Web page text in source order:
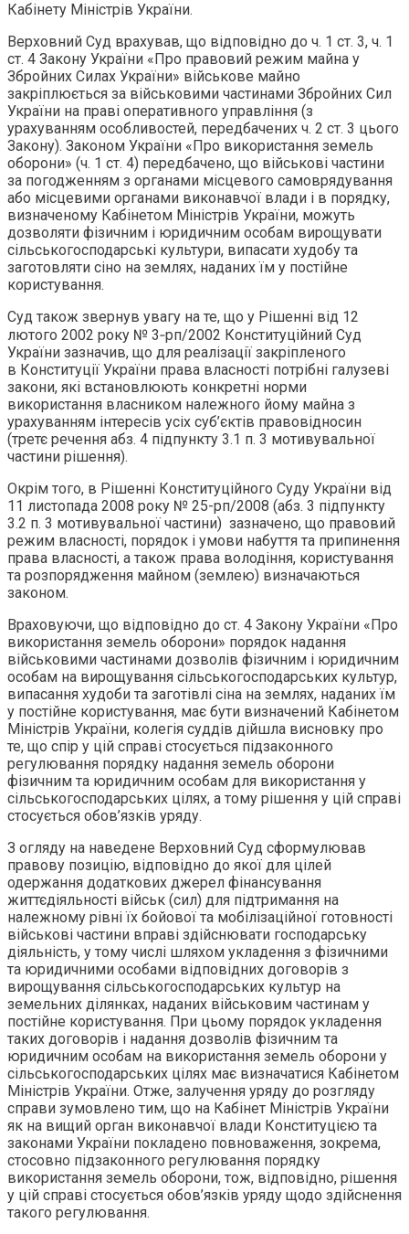
Кабінету Міністрів України.
Верховний Суд врахував, що відповідно до ч. 1 ст. 3, ч. 1
ст. 4 Закону України «Про правовий режим майна у
Збройних Силах України» військове майно
закріплюється за військовими частинами Збройних Сил
України на праві оперативного управління (з
урахуванням особливостей, передбачених ч. 2 ст. 3 цього
Закону). Законом України «Про використання земель
оборони» (ч. 1 ст. 4) передбачено, що військові частини
за погодженням з органами місцевого самоврядування
або місцевими органами виконавчої влади і в порядку,
визначеному Кабінетом Міністрів України, можуть
дозволяти фізичним і юридичним особам вирощувати
сільськогосподарські культури, випасати худобу та
заготовляти сіно на землях, наданих їм у постійне
користування.
Суд також звернув увагу на те, що у Рішенні від 12
лютого 2002 року № 3‑рп/2002 Конституційний Суд
України зазначив, що для реалізації закріпленого
в Конституції України права власності потрібні галузеві
закони, які встановлюють конкретні норми
використання власником належного йому майна з
урахуванням інтересів усіх суб’єктів правовідносин
(третє речення абз. 4 підпункту 3.1 п. 3 мотивувальної
частини рішення).
Окрім того, в Рішенні Конституційного Суду України від
11 листопада 2008 року № 25-рп/2008 (абз. 3 підпункту
3.2 п. 3 мотивувальної частини) зазначено, що правовий
режим власності, порядок і умови набуття та припинення
права власності, а також права володіння, користування
та розпорядження майном (землею) визначаються
законом.
Враховуючи, що відповідно до ст. 4 Закону України «Про
використання земель оборони» порядок надання
військовими частинами дозволів фізичним і юридичним
особам на вирощування сільськогосподарських культур,
випасання худоби та заготівлі сіна на землях, наданих їм
у постійне користування, має бути визначений Кабінетом
Міністрів України, колегія суддів дійшла висновку про
те, що спір у цій справі стосується підзаконного
регулювання порядку надання земель оборони
фізичним та юридичним особам для використання у
сільськогосподарських цілях, а тому рішення у цій справі
стосується обов’язків уряду.
З огляду на наведене Верховний Суд сформулював
правову позицію, відповідно до якої для цілей
одержання додаткових джерел фінансування
життєдіяльності військ (сил) для підтримання на
належному рівні їх бойової та мобілізаційної готовності
військові частини вправі здійснювати господарську
діяльність, у тому числі шляхом укладення з фізичними
та юридичними особами відповідних договорів з
вирощування сільськогосподарських культур на
земельних ділянках, наданих військовим частинам у
постійне користування. При цьому порядок укладення
таких договорів і надання дозволів фізичним та
юридичним особам на використання земель оборони у
сільськогосподарських цілях має визначатися Кабінетом
Міністрів України. Отже, залучення уряду до розгляду
справи зумовлено тим, що на Кабінет Міністрів України
як на вищий орган виконавчої влади Конституцією та
законами України покладено повноваження, зокрема,
стосовно підзаконного регулювання порядку
використання земель оборони, тож, відповідно, рішення
у цій справі стосується обов’язків уряду щодо здійснення
такого регулювання.